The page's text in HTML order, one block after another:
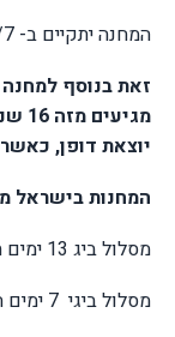
המחנה יתקיים ב- 7-21/7 עלות- 14,900 שקלים כולל טיסות, פנסיון מלא
זאת בנוסף
יוצאת דופן, כאשר
המחנות בישראל
מסלול ביג 13 ימים המחיר 12,500 שקלים - מיועד לכיתות ב'-י"ב.
מסלול ביגי 7 ימים המחיר 6,900 שקלים